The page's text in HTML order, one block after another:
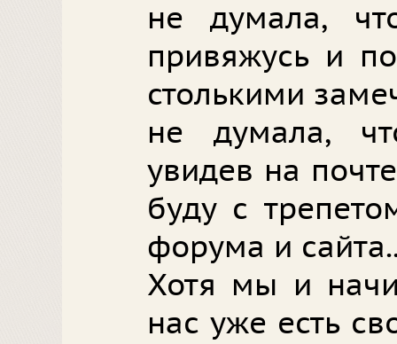
не думала,
привяжусь и
столькими
не думала,
увидев на
буду с
форума и
Хотя мы и
нас уже есть